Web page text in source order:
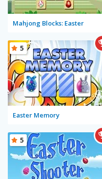
Mahjong Blocks: Easter
Easter Memory
5
5